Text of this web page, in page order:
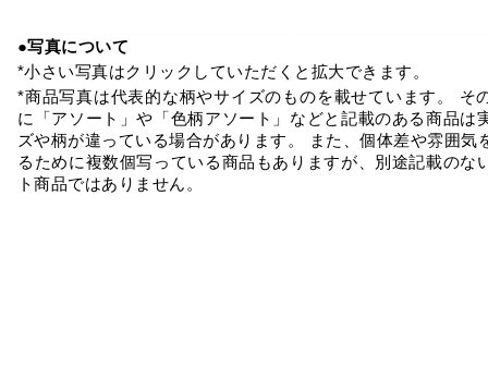
●写真について
*小さい写真はクリックしていただくと拡大できます。
*商品写真は代表的な柄やサイズのものを載せています。 そ
に「アソート」や「色柄アソート」などと記載のある商品は
ズや柄が違っている場合があります。 また、個体差や雰囲気
るために複数個写っている商品もありますが、別途記載のな
ト商品ではありません。